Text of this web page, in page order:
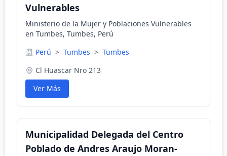
Vulnerables
Ministerio de la Mujer y Poblaciones Vulnerables
en Tumbes, Tumbes, Perú
Perú > Tumbes > Tumbes
Cl Huascar Nro 213
Ver Más
Municipalidad Delegada del Centro
Poblado de Andres Araujo Moran-